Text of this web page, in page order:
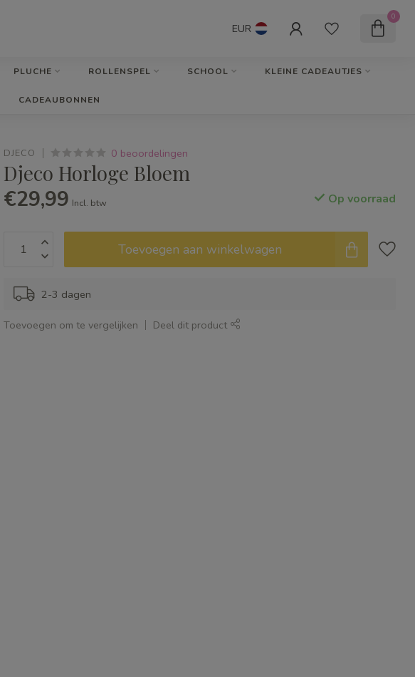
EUR
0
PLUCHE ROLLENSPEL SCHOOL KLEINE CADEAUTJES
CADEAUBONNEN
DJECO 0 beoordelingen
Djeco Horloge Bloem
€29,99 Incl. btw Op voorraad
Toevoegen aan winkelwagen
2-3 dagen
Toevoegen om te vergelijken Deel dit product